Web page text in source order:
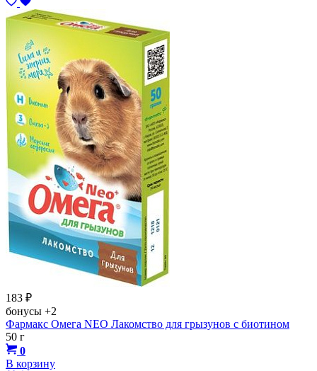
183 ₽
бонусы +2
Фармакс Омега NЕО Лакомство для грызунов с биотином
50 г
0
В корзину